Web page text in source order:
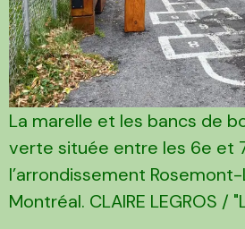
La marelle et les bancs de
verte située entre les 6e et
l’arrondissement
Montréal. CLAIRE LEGROS /